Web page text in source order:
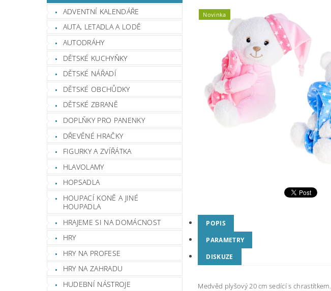
ADVENTNÍ KALENDÁŘE
AUTA, LETADLA A LODĚ
AUTODRÁHY
DĚTSKÉ KUCHYŇKY
DĚTSKÉ NÁŘADÍ
DĚTSKÉ OBCHŮDKY
DĚTSKÉ ZBRANĚ
DOPLŇKY PRO PANENKY
DŘEVĚNÉ HRAČKY
FIGURKY A ZVÍŘÁTKA
HLAVOLAMY
HOPSADLA
HOUPACÍ KONĚ A JINÉ
HOUPADLA
HRAJEME SI NA DOMÁCNOST
HRY
HRY NA PROFESE
HRY NA ZAHRADU
HUDEBNÍ NÁSTROJE
Novinka
POPIS
PARAMETRY
DISKUZE
Medvěd plyšový 20 cm sedící s chrastítkem.